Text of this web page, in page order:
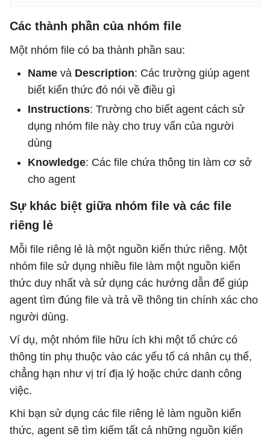
Các thành phần của nhóm file
Một nhóm file có ba thành phần sau:
Name và Description: Các trường giúp agent
biết kiến ​​thức đó nói về điều gì
Instructions: Trường cho biết agent cách sử
dụng nhóm file này cho truy vấn của người
dùng
Knowledge: Các file chứa thông tin làm cơ sở
cho agent
Sự khác biệt giữa nhóm file và các file
riêng lẻ
Mỗi file riêng lẻ là một nguồn kiến ​​thức riêng. Một
nhóm file sử dụng nhiều file làm một nguồn kiến ​​
thức duy nhất và sử dụng các hướng dẫn để giúp
agent tìm đúng file và trả về thông tin chính xác cho
người dùng.
Ví dụ, một nhóm file hữu ích khi một tổ chức có
thông tin phụ thuộc vào các yếu tố cá nhân cụ thể,
chẳng hạn như vị trí địa lý hoặc chức danh công
việc.
Khi bạn sử dụng các file riêng lẻ làm nguồn kiến ​​
thức, agent sẽ tìm kiếm tất cả những nguồn kiến ​​